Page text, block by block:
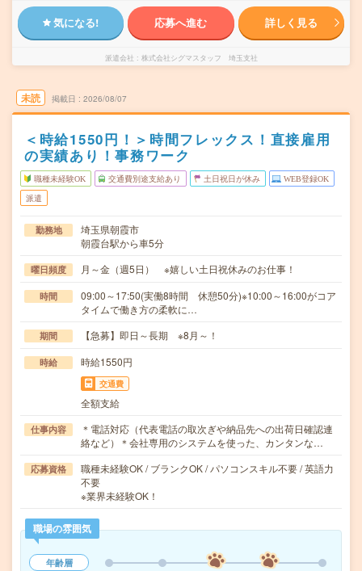
気になる! 応募へ進む 詳しく見る
派遣会社 株式会社シグマスタッフ 埼玉支社
未読 掲載日 2026/08/07
＜時給1550円！＞時間フレックス！直接雇用
の実績あり！事務ワーク
職種未経験OK 交通費別途支給あり 土日祝日が休み WEB登録OK
派遣
勤務地
埼玉県朝霞市
朝霞台駅から車5分
曜日頻度 月～金（週5日） ※嬉しい土日祝休みのお仕事！
時間
09:00～17:50(実働8時間 休憩50分)※10:00～16:00がコア
タイムで働き方の柔軟に…
期間 【急募】即日～長期 ※8月～！
時給 時給1550円
交通費
全額支給
仕事内容
＊電話対応（代表電話の取次ぎや納品先への出荷日確認連
絡など）＊会社専用のシステムを使った、カンタンな…
応募資格
職種未経験OK / ブランクOK / パソコンスキル不要 / 英語力
不要
※業界未経験OK！
職場の雰囲気
年齢層